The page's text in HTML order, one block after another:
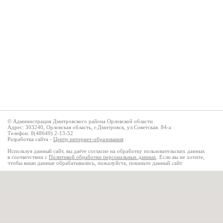
© Администрация Дмитровского района Орловской области
Адрес: 303240, Орловская область, г.Дмитровск, ул.Советская. 84-а
Телефон: 8(48649) 2-13-52
Разработка сайта - Центр интернет-образования
Используя данный сайт, вы даёте согласие на обработку пользовательских данных
в соответствии с Политикой обработки персональных данных . Если вы не хотите,
чтобы ваши данные обрабатывались, пожалуйста, покиньте данный сайт.